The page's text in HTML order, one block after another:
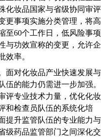
化妆品国家与省级协同审评
更事项实施分类管理，将高
至60个工作日，低风险事项
与功效宣称的变更，允许企
效率。
对化妆品产业快速发展与
伍的能力仍需进一步加强。
评专业技术力量，优化化妆
和检查员队伍的系统化培
提升监管队伍的专业能力与
级药品监管部门之间深化交